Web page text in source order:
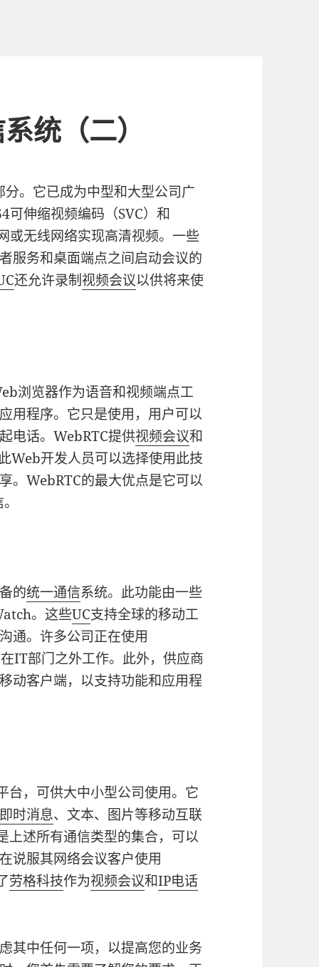
统（二）
。它已成为中型和大型公司广
可伸缩视频编码（SVC）和
或无线网络实现高清视频。一些
服务和桌面端点之间启动会议的
还允许录制视频会议以供将来使
浏览器作为语音和视频端点工
用程序。它只是使用，用户可以
电话。WebRTC提供视频会议和
Web开发人员可以选择使用此技
。WebRTC的最大优点是它可以
的统一通信系统。此功能由一些
。这些UC支持全球的移动工
通。许多公司正在使用
IT部门之外工作。此外，供应商
动客户端，以支持功能和应用程
台，可供大中小型公司使用。它
即时消息、文本、图片等移动互联
上述所有通信类型的集合，可以
说服其网络会议客户使用
劳格科技作为视频会议和IP电话
其中任何一项，以提高您的业务